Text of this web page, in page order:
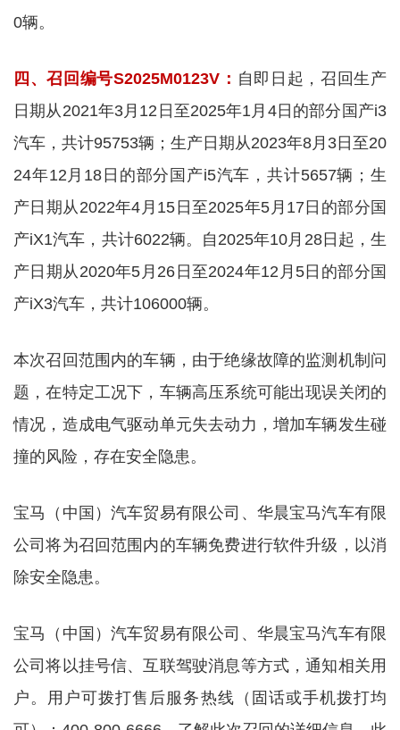
0辆。
四、召回编号S2025M0123V： 自即日起，召回生产
日期从2021年3月12日至2025年1月4日的部分国产i3
汽车，共计95753辆；生产日期从2023年8月3日至20
24年12月18日的部分国产i5汽车，共计5657辆；生
产日期从2022年4月15日至2025年5月17日的部分国
产iX1汽车，共计6022辆。自2025年10月28日起，生
产日期从2020年5月26日至2024年12月5日的部分国
产iX3汽车，共计106000辆。
本次召回范围内的车辆，由于绝缘故障的监测机制问
题，在特定工况下，车辆高压系统可能出现误关闭的
情况，造成电气驱动单元失去动力，增加车辆发生碰
撞的风险，存在安全隐患。
宝马（中国）汽车贸易有限公司、华晨宝马汽车有限
公司将为召回范围内的车辆免费进行软件升级，以消
除安全隐患。
宝马（中国）汽车贸易有限公司、华晨宝马汽车有限
公司将以挂号信、互联驾驶消息等方式，通知相关用
户。用户可拨打售后服务热线（固话或手机拨打均